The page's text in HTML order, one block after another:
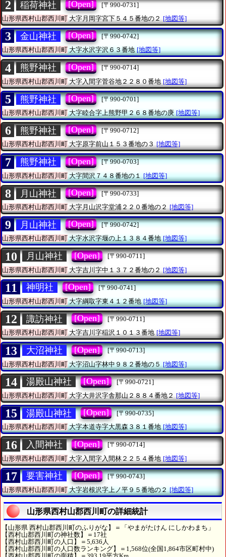
2 稲荷神社 [Open]
[〒990-0731]
山形県西村山郡西川町大字月岡字宮下５４５番地の２ [地図等]
3 金山神社 [Open]
[〒990-0742]
山形県西村山郡西川町大字水沢字沢６３番地 [地図等]
4 熊野神社 [Open]
[〒990-0714]
山形県西村山郡西川町 大字入間字菅谷地２２８０番地 [地図等]
5 熊野神社 [Open]
[〒990-0701]
山形県西村山郡西川町大字睦合字上熊野甲２６８番地の庚 [地図等]
6 熊野神社 [Open]
[〒990-0712]
山形県西村山郡西川町大字原字前山１５３番地の３ [地図等]
7 熊野神社 [Open]
[〒990-0703]
山形県西村山郡西川町大字間沢７４８番地の１ [地図等]
8 月山神社 [Open]
[〒990-0733]
山形県西村山郡西川町大字月山沢字堂浦２２０番地の２ [地図等]
9 月山神社 [Open]
[〒990-0742]
山形県西村山郡西川町大字水沢字堰の上１３８４番地 [地図等]
10 月山神社 [Open]
[〒990-0711]
山形県西村山郡西川町 大字吉川字中１３７２番地の２ [地図等]
11 神明社 [Open]
[〒990-0741]
山形県西村山郡西川町大字綱取字東４１２番地 [地図等]
12 諏訪神社 [Open]
[〒990-0711]
山形県西村山郡西川町大字吉川字稲沢１０１３番地 [地図等]
13 大沼神社 [Open]
[〒990-0713]
山形県西村山郡西川町大字沼山字林中９８２番地の５ [地図等]
14 湯殿山神社 [Open]
[〒990-0721]
山形県西村山郡西川町 大字大井沢字舎那山２８８４番地２ [地図等]
15 湯殿山神社 [Open]
[〒990-0735]
山形県西村山郡西川町大字本道寺字大黒森３８１番地 [地図等]
16 入間神社 [Open]
[〒990-0714]
山形県西村山郡西川町 大字入間字入間林２２５４番地 [地図等]
17 要害神社 [Open]
[〒990-0743]
山形県西村山郡西川町大字岩根沢字上ノ平９５番地の２ [地図等]
山形県西村山郡西川町の詳細統計
【山形県 西村山郡西川町のふりがな】＝「やまがたけん にしかわまち」
【西村山郡西川町の神社数】＝17社
【西村山郡西川町の人口】＝5,636人
【西村山郡西川町の人口数ランキング】＝1,568位(全国1,864市区町村中)